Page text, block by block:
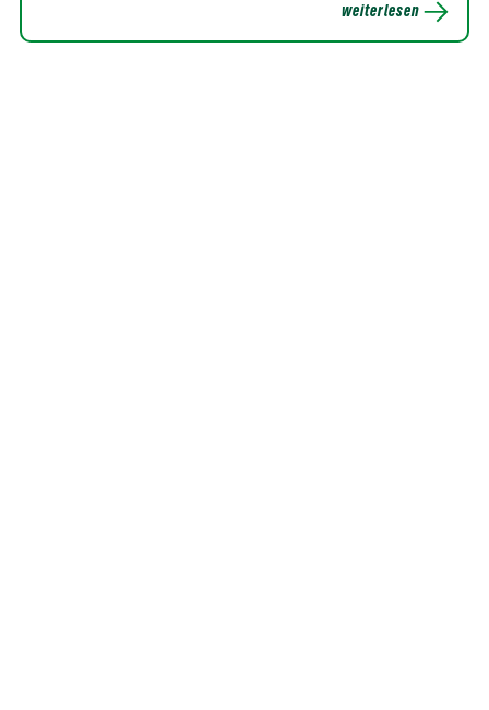
weiterlesen